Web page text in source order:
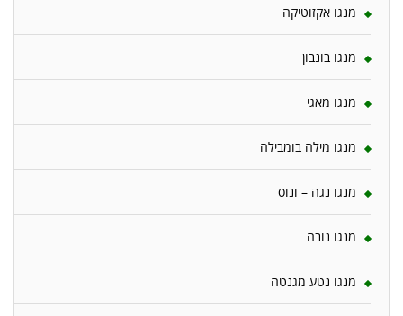
מנגו אקזוטיקה
מנגו בונבון
מנגו מאגי
מנגו מילה בומבילה
מנגו נגה – ונוס
מנגו נובה
מנגו נטע מגנטה